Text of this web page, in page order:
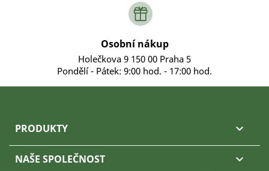
Osobní nákup
Holečkova 9 150 00 Praha 5
Pondělí - Pátek: 9:00 hod. - 17:00 hod.
PRODUKTY 
NAŠE SPOLEČNOST 